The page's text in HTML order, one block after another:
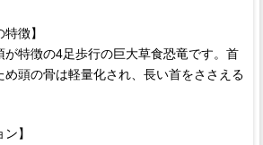
徴】
が特徴の4足歩行の巨大草食恐竜です。首
め頭の骨は軽量化され、長い首をささえる
】